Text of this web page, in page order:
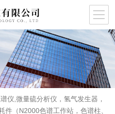
仪,微量硫分析仪，氢气发生器，
件（N2000色谱工作站，色谱柱、